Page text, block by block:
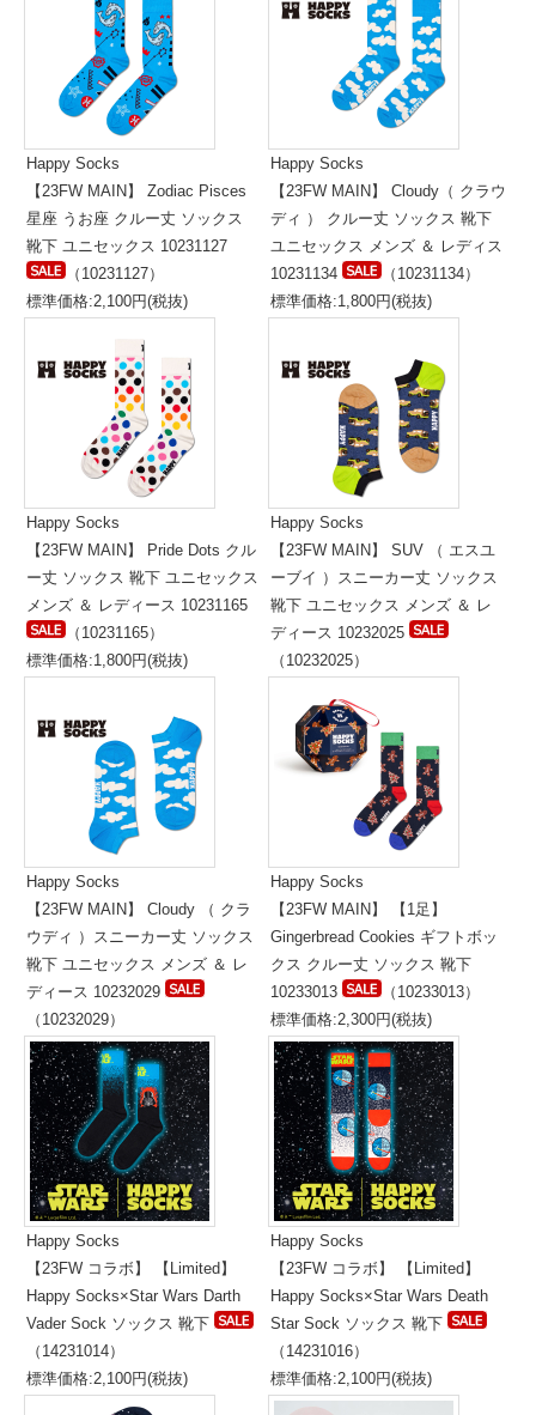
Happy Socks
【23FW MAIN】 Zodiac Pisces
星座 うお座 クルー丈 ソックス
靴下 ユニセックス 10231127
（10231127）
標準価格:2,100円(税抜)
Happy Socks
【23FW MAIN】 Cloudy（ クラウ
ディ ） クルー丈 ソックス 靴下
ユニセックス メンズ ＆ レディス
10231134
（10231134）
標準価格:1,800円(税抜)
Happy Socks
【23FW MAIN】 Pride Dots クル
ー丈 ソックス 靴下 ユニセックス
メンズ ＆ レディース 10231165
（10231165）
標準価格:1,800円(税抜)
Happy Socks
【23FW MAIN】 SUV （ エスユ
ーブイ ）スニーカー丈 ソックス
靴下 ユニセックス メンズ ＆ レ
ディース 10232025
（10232025）
Happy Socks
【23FW MAIN】 Cloudy （ クラ
ウディ ）スニーカー丈 ソックス
靴下 ユニセックス メンズ ＆ レ
ディース 10232029
（10232029）
標準価格:1,400円(税抜)
Happy Socks
【23FW MAIN】 【1足】
Gingerbread Cookies ギフトボッ
クス クルー丈 ソックス 靴下
10233013
（10233013）
標準価格:2,300円(税抜)
Happy Socks
【23FW コラボ】 【Limited】
Happy Socks×Star Wars Darth
Vader Sock ソックス 靴下
（14231014）
標準価格:2,100円(税抜)
Happy Socks
【23FW コラボ】 【Limited】
Happy Socks×Star Wars Death
Star Sock ソックス 靴下
（14231016）
標準価格:2,100円(税抜)